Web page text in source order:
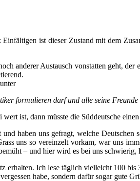
ist dieser Zustand mit dem
anderer Austausch vonstatten geht,
formulieren darf und alle seine Freunde
ist, dann müsste die Süddeutsche
haben uns gefragt, welche
uns so vereinzelt vorkam, war uns
– und hier wird es bei uns
erhalten. Ich lese täglich vielleicht 100
habe, sondern dafür sogar gute